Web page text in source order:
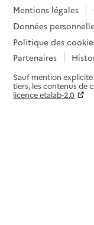
Mentions légales
Données
Politique des
Partenaires
Sauf mention
tiers, les contenus de
licence etalab-2.0